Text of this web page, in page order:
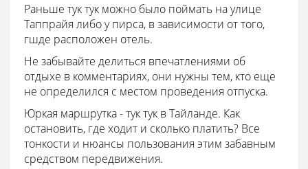
Раньше тук тук можно было поймать на улице
Таппрайя либо у пирса, в зависимости от того,
гшде расположен отель.
Не забывайте делиться впечатлениями об
отдыхе в комментариях, они нужны тем, кто еще
не определился с местом проведения отпуска.
Юркая маршрутка - тук тук в Тайланде. Как
остановить, где ходит и сколько платить? Все
тонкости и нюансы пользования этим забавным
средством передвижения.